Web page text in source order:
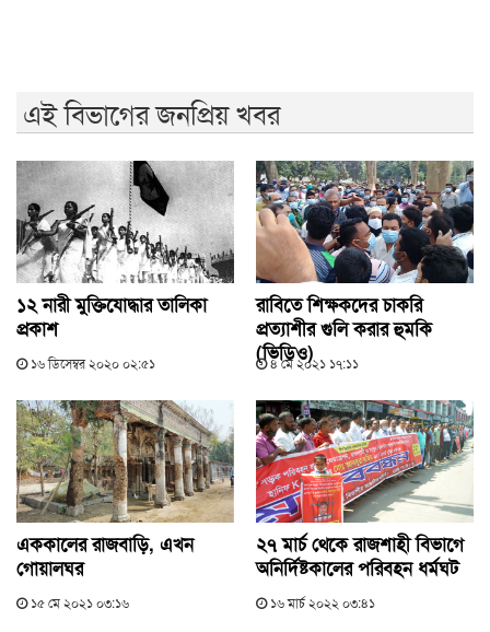
এই বিভাগের জনপ্রিয় খবর
১২ নারী মুক্তিযোদ্ধার তালিকা
প্রকাশ
১৬ ডিসেম্বর ২০২০ ০২:৫১
রাবিতে শিক্ষকদের চাকরি
প্রত্যাশীর গুলি করার হুমকি
(ভিডিও)
৪ মে ২০২১ ১৭:১১
এককালের রাজবাড়ি, এখন
গোয়ালঘর
১৫ মে ২০২১ ০৩:১৬
২৭ মার্চ থেকে রাজশাহী বিভাগে
অনির্দিষ্টকালের পরিবহন ধর্মঘট
১৬ মার্চ ২০২২ ০৩:৪১